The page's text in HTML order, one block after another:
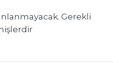
Gerekli